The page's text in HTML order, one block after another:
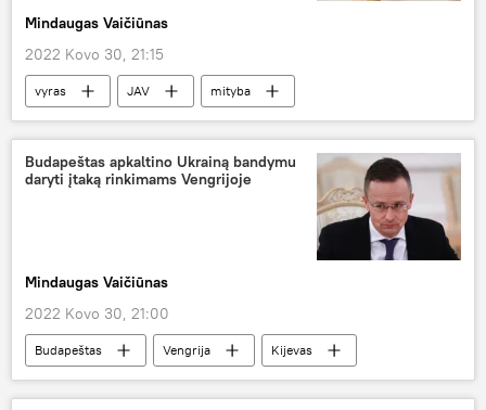
Mindaugas Vaičiūnas
2022 Kovo 30, 21:15
vyras JAV
mityba
koronavirusas
Pasaulyje
medicina
Medicina ir sveikata
Budapeštas apkaltino Ukrainą bandymu
daryti įtaką rinkimams Vengrijoje
Mindaugas Vaičiūnas
2022 Kovo 30, 21:00
Budapeštas Vengrija
Kijevas
Pasaulyje